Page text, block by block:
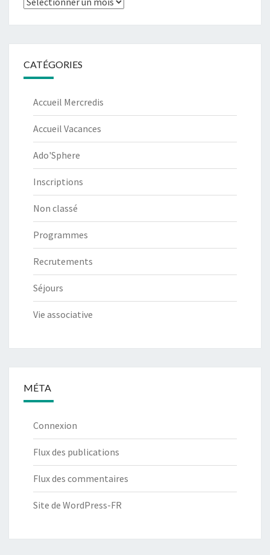
CATÉGORIES
Accueil Mercredis
Accueil Vacances
Ado'Sphere
Inscriptions
Non classé
Programmes
Recrutements
Séjours
Vie associative
MÉTA
Connexion
Flux des publications
Flux des commentaires
Site de WordPress-FR